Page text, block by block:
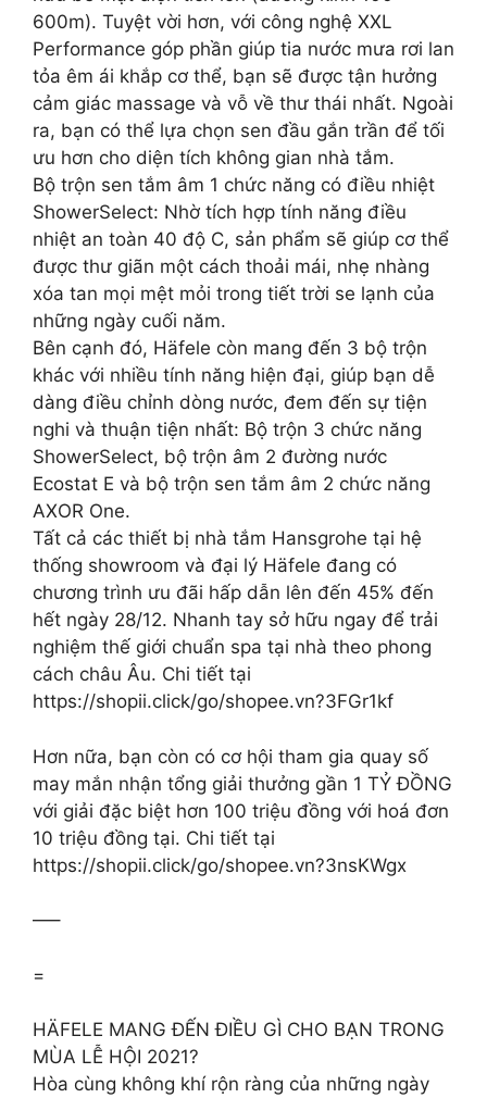
600m). Tuyệt vời hơn, với công nghệ XXL
Performance góp phần giúp tia nước mưa rơi lan
tỏa êm ái khắp cơ thể, bạn sẽ được tận hưởng
cảm giác massage và vỗ về thư thái nhất. Ngoài
ra, bạn có thể lựa chọn sen đầu gắn trần để tối
ưu hơn cho diện tích không gian nhà tắm.
Bộ trộn sen tắm âm 1 chức năng có điều nhiệt
ShowerSelect: Nhờ tích hợp tính năng điều
nhiệt an toàn 40 độ C, sản phẩm sẽ giúp cơ thể
được thư giãn một cách thoải mái, nhẹ nhàng
xóa tan mọi mệt mỏi trong tiết trời se lạnh của
những ngày cuối năm.
Bên cạnh đó, Häfele còn mang đến 3 bộ trộn
khác với nhiều tính năng hiện đại, giúp bạn dễ
dàng điều chỉnh dòng nước, đem đến sự tiện
nghi và thuận tiện nhất: Bộ trộn 3 chức năng
ShowerSelect, bộ trộn âm 2 đường nước
Ecostat E và bộ trộn sen tắm âm 2 chức năng
AXOR One.
Tất cả các thiết bị nhà tắm Hansgrohe tại hệ
thống showroom và đại lý Häfele đang có
chương trình ưu đãi hấp dẫn lên đến 45% đến
hết ngày 28/12. Nhanh tay sở hữu ngay để trải
nghiệm thế giới chuẩn spa tại nhà theo phong
cách châu Âu. Chi tiết tại
https://shopii.click/go/shopee.vn?3FGr1kf
Hơn nữa, bạn còn có cơ hội tham gia quay số
may mắn nhận tổng giải thưởng gần 1 TỶ ĐỒNG
với giải đặc biệt hơn 100 triệu đồng với hoá đơn
10 triệu đồng tại. Chi tiết tại
https://shopii.click/go/shopee.vn?3nsKWgx
—–
=
HÄFELE MANG ĐẾN ĐIỀU GÌ CHO BẠN TRONG
MÙA LỄ HỘI 2021?
Hòa cùng không khí rộn ràng của những ngày